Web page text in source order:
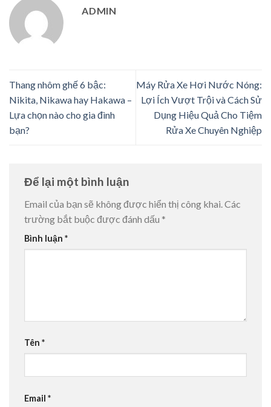
ADMIN
Thang nhôm ghế 6 bậc:
Nikita, Nikawa hay Hakawa –
Lựa chọn nào cho gia đình
bạn?
Máy Rửa Xe Hơi Nước Nóng:
Lợi Ích Vượt Trội và Cách Sử
Dụng Hiệu Quả Cho Tiệm
Rửa Xe Chuyên Nghiệp
Để lại một bình luận
Email của bạn sẽ không được hiển thị công khai.Các
trường bắt buộc được đánh dấu *
Bình luận *
Tên *
Email *